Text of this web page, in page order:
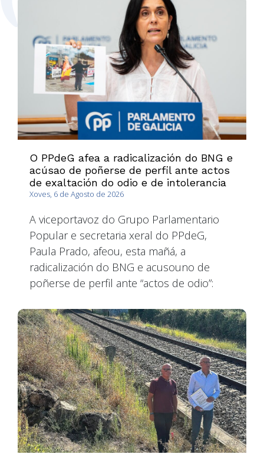
O PPdeG afea a radicalización do BNG e
acúsao de poñerse de perfil ante actos
de exaltación do odio e de intolerancia
Xoves, 6 de Agosto de 2026
A viceportavoz do Grupo Parlamentario
Popular e secretaria xeral do PPdeG,
Paula Prado, afeou, esta mañá, a
radicalización do BNG e acusouno de
poñerse de perfil ante “actos de odio”: